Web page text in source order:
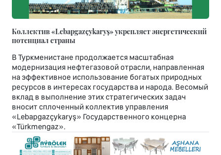
Коллектив «Lebapgazçykaryş» укрепляет энергетический
потенциал страны
В Туркменистане продолжается масштабная
модернизация нефтегазовой отрасли, направленная
на эффективное использование богатых природных
ресурсов в интересах государства и народа. Весомый
вклад в выполнение этих стратегических задач
вносит сплоченный коллектив управления
«Lebapgazçykaryş» Государственного концерна
«Türkmengaz».